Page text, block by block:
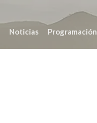
Noticias Programación